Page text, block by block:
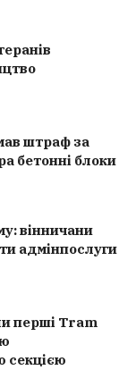
штраф за
бетонні блоки
вінничани
адмінпослуги
перші Tram
секцією